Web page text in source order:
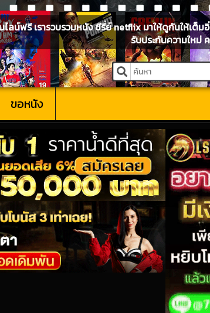
ลน์ฟรี เรารวบรวมหนัง ซีรี่ย์ netflix มาให้ดูกันให้เต็
รับประกันความใหม่
ขอหนัง